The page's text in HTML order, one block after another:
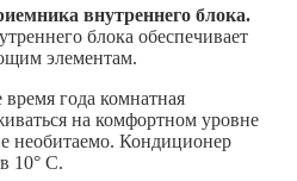
внутреннего блока.
блока обеспечивает
элементам.
года комнатная
на комфортном уровне
необитаемо. Кондиционер
10° С.